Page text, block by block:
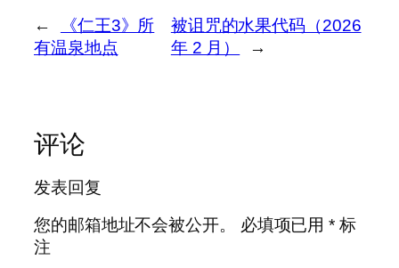
←
《仁王3》所
有温泉地点
被诅咒的水果代码（2026
年 2 月）
→
评论
发表回复
您的邮箱地址不会被公开。
必填项已用* 标
注